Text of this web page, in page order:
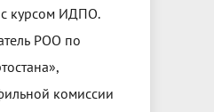
с курсом ИДПО.
РОО по
комиссии